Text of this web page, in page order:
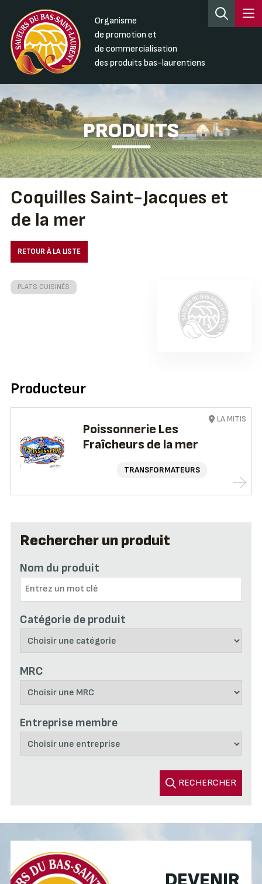
Organisme
de promotion et
de commercialisation
des produits bas-laurentiens
PRODUITS
Rechercher un produit
Nom du produit
Catégorie de produit
MRC
Entreprise membre
RECHERCHER
Coquilles Saint-Jacques et
de la mer
RETOUR À LA LISTE
PLATS CUISINÉS
Producteur
Poissonnerie Les
Fraîcheurs de la mer
TRANSFORMATEURS
LA MITIS